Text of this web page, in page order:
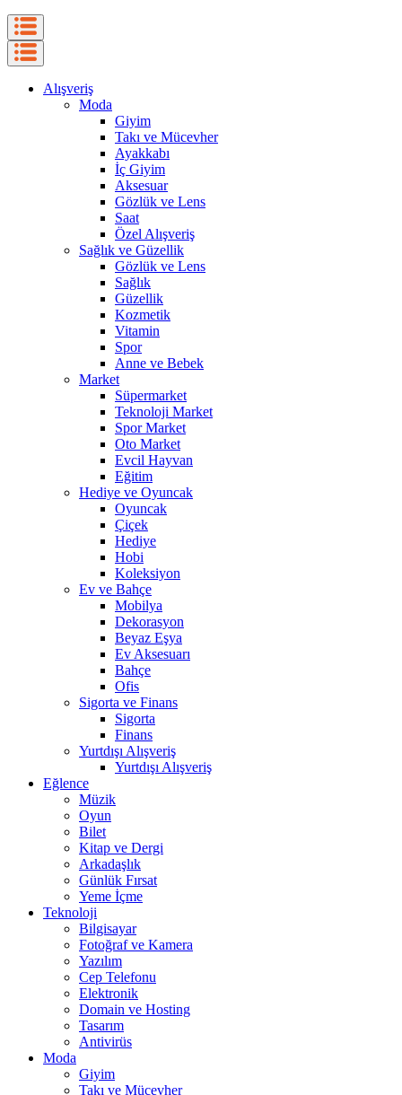
Alışveriş
Moda
Giyim
Takı ve Mücevher
Ayakkabı
İç Giyim
Aksesuar
Gözlük ve Lens
Saat
Özel Alışveriş
Sağlık ve Güzellik
Gözlük ve Lens
Sağlık
Güzellik
Kozmetik
Vitamin
Spor
Anne ve Bebek
Market
Süpermarket
Teknoloji Market
Spor Market
Oto Market
Evcil Hayvan
Eğitim
Hediye ve Oyuncak
Oyuncak
Çiçek
Hediye
Hobi
Koleksiyon
Ev ve Bahçe
Mobilya
Dekorasyon
Beyaz Eşya
Ev Aksesuarı
Bahçe
Ofis
Sigorta ve Finans
Sigorta
Finans
Yurtdışı Alışveriş
Yurtdışı Alışveriş
Eğlence
Müzik
Oyun
Bilet
Kitap ve Dergi
Arkadaşlık
Günlük Fırsat
Yeme İçme
Teknoloji
Bilgisayar
Fotoğraf ve Kamera
Yazılım
Cep Telefonu
Elektronik
Domain ve Hosting
Tasarım
Antivirüs
Moda
Giyim
Takı ve Mücevher